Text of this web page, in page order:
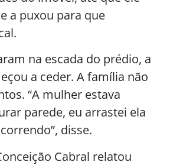
a puxou para que
na escada do prédio, a
a ceder. A família não
“A mulher estava
parede, eu arrastei ela
disse.
Cabral relatou